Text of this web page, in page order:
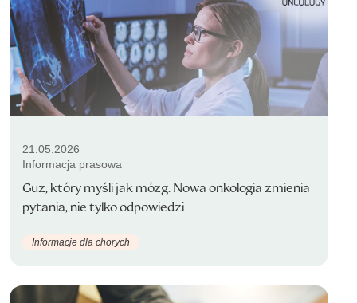
21.05.2026
Informacja prasowa
Guz, który myśli jak mózg. Nowa onkologia zmienia
pytania, nie tylko odpowiedzi
Informacje dla chorych